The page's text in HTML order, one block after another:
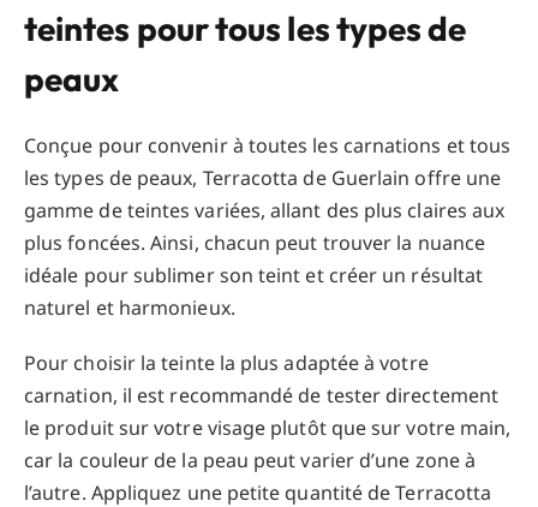
teintes pour tous les types de
peaux
Conçue pour convenir à toutes les carnations et tous
les types de peaux, Terracotta de Guerlain offre une
gamme de teintes variées, allant des plus claires aux
plus foncées. Ainsi, chacun peut trouver la nuance
idéale pour sublimer son teint et créer un résultat
naturel et harmonieux.
Pour choisir la teinte la plus adaptée à votre
carnation, il est recommandé de tester directement
le produit sur votre visage plutôt que sur votre main,
car la couleur de la peau peut varier d’une zone à
l’autre. Appliquez une petite quantité de Terracotta